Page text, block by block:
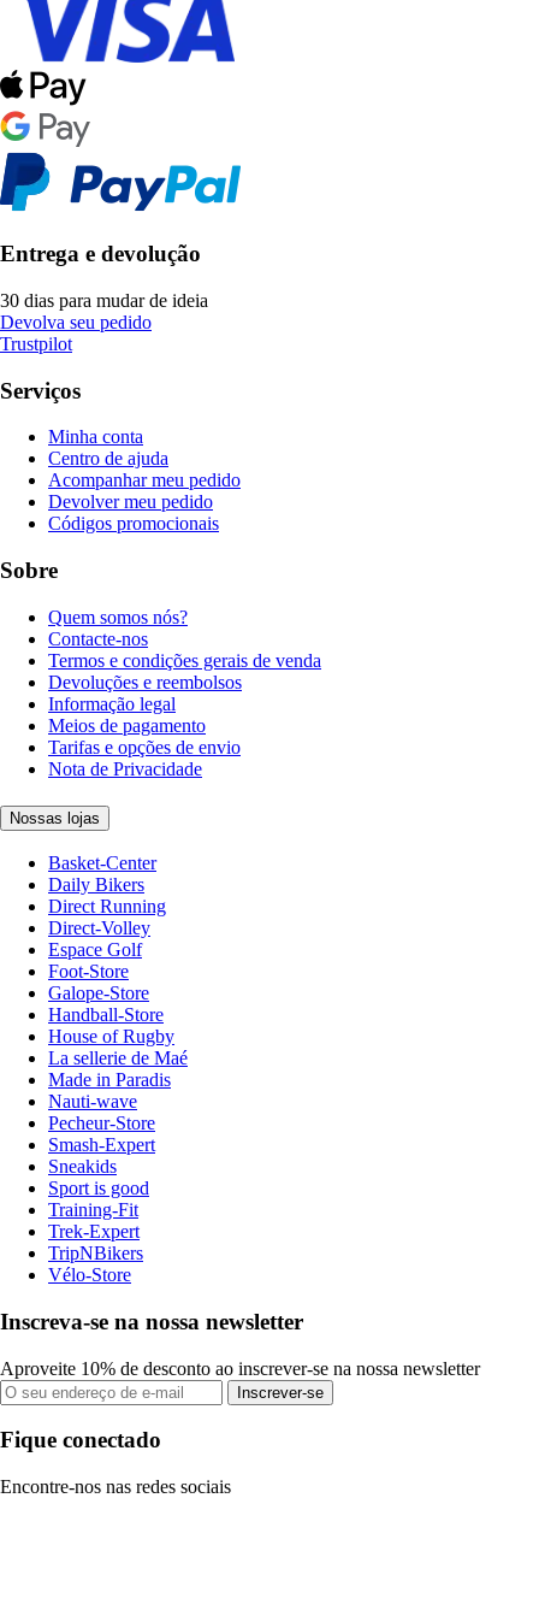
Entrega e devolução
30 dias para mudar de ideia
Devolva seu pedido
Trustpilot
Serviços
Minha conta
Centro de ajuda
Acompanhar meu pedido
Devolver meu pedido
Códigos promocionais
Sobre
Quem somos nós?
Contacte-nos
Termos e condições gerais de venda
Devoluções e reembolsos
Informação legal
Meios de pagamento
Tarifas e opções de envio
Nota de Privacidade
Nossas lojas
Basket-Center
Daily Bikers
Direct Running
Direct-Volley
Espace Golf
Foot-Store
Galope-Store
Handball-Store
House of Rugby
La sellerie de Maé
Made in Paradis
Nauti-wave
Pecheur-Store
Smash-Expert
Sneakids
Sport is good
Training-Fit
Trek-Expert
TripNBikers
Vélo-Store
Inscreva-se na nossa newsletter
Aproveite 10% de desconto ao inscrever-se na nossa newsletter
Inscrever-se
Fique conectado
Encontre-nos nas redes sociais